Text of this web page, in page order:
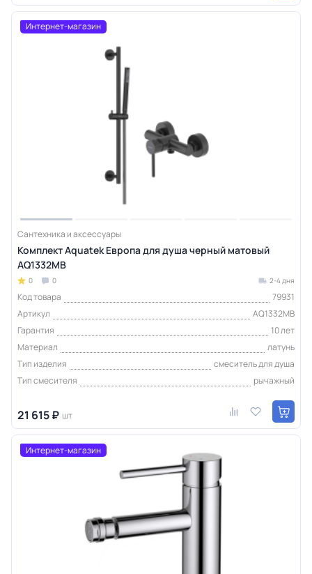
Интернет-магазин
Сантехника и аксессуары
Комплект Aquatek Европа для душа черный матовый
AQ1332MB
0 0 2-4 дня
Код товара
79931
Артикул
AQ1332MB
Гарантия
10 лет
Материал
латунь
Тип изделия
смеситель для душа
Тип смесителя
рычажный
21 615 ₽ шт
Интернет-магазин